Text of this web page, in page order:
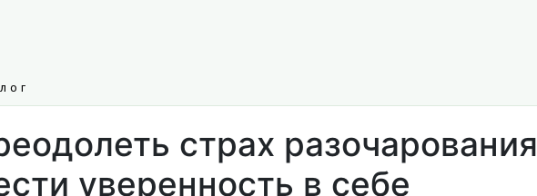
страх разочарования
уверенность в себе